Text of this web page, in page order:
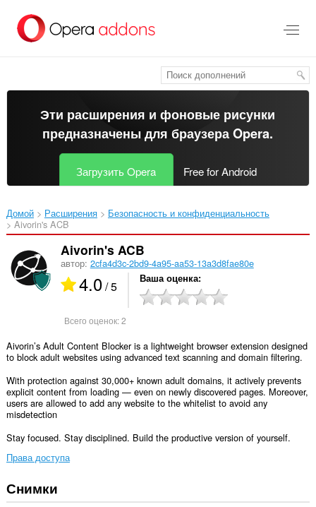
перейти
Эти расширения и фоновые рисунки
предназначены длябраузера Opera.
Загрузить Opera Free for Android
Домой Расширения
Безопасность и конфиденциальность
Aivorin's ACB‎
Aivorin's ACB
автор: 2cfa4d3c-2bd9-4a95-aa53-13a3d8fae80e
4.0/ 5 Ваша оценка
Всего оценок:2
Aivorin’s Adult Content Blocker is a lightweight browser extension designed
to block adult websites using advanced text scanning and domain filtering.
With protection against 30,000+ known adult domains, it actively prevents
explicit content from loading — even on newly discovered pages. Moreover,
users are allowed to add any website to the whitelist to avoid any
misdetection
Stay focused. Stay disciplined. Build the productive version of yourself.
Права доступа
У
этого
Снимки